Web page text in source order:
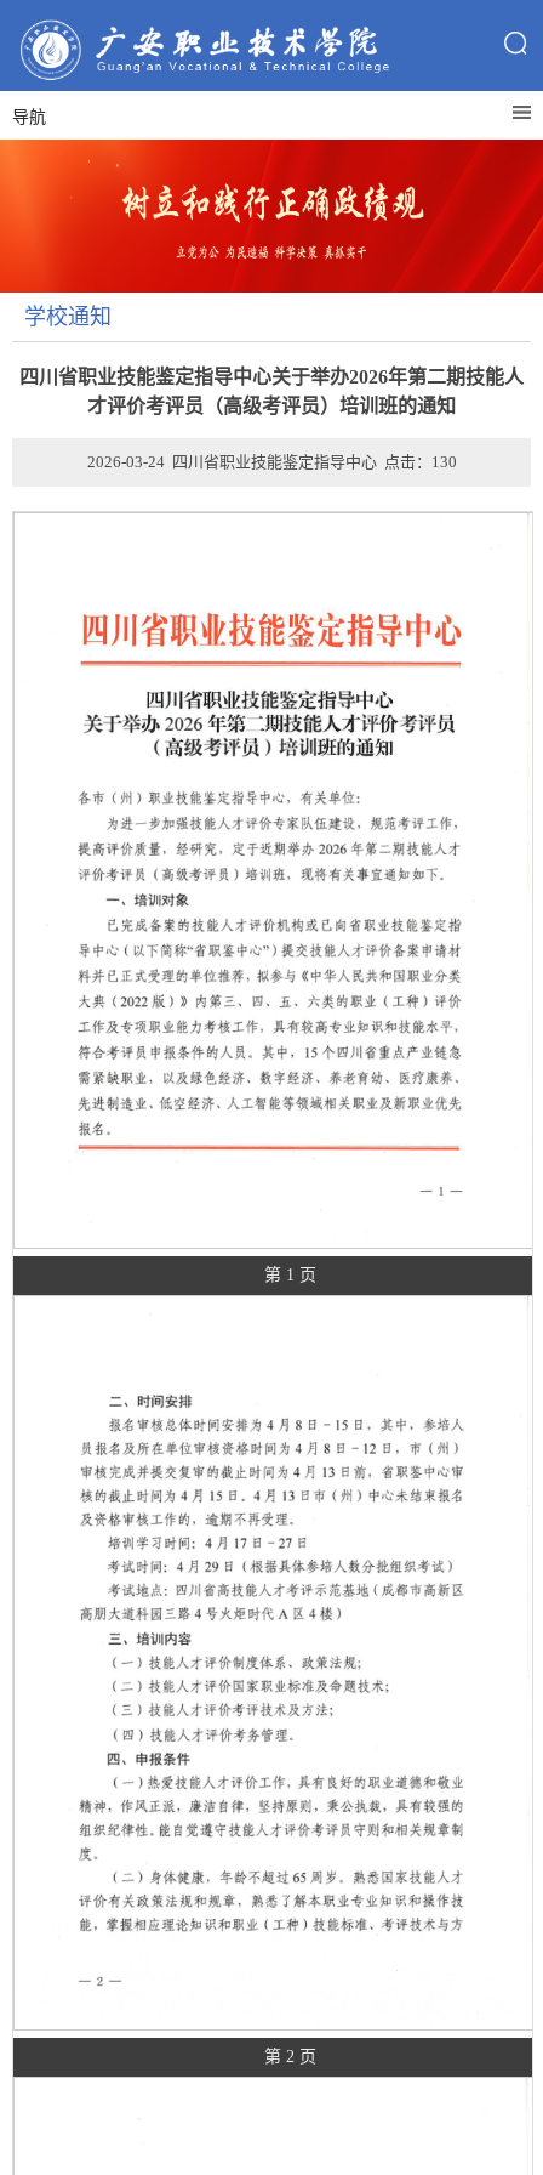
导航
学校通知
四川省职业技能鉴定指导中心关于举办2026年第二期技能人
才评价考评员（高级考评员）培训班的通知
2026-03-24 四川省职业技能鉴定指导中心 点击： 130
第 1 页
第 2 页